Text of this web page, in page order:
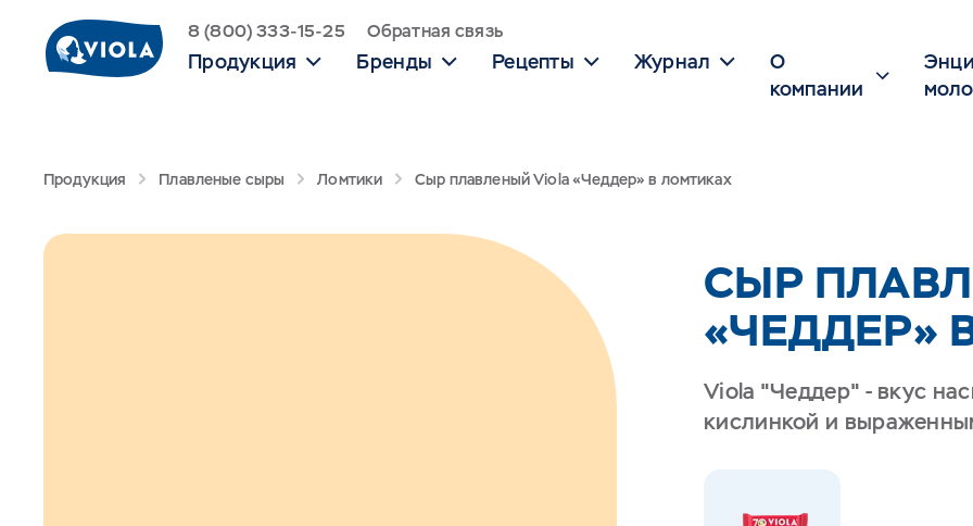
8 (800) 333-15-25 Обратная связь
Продукция Бренды Рецепты Журнал
О
компании
Продукция Плавленые сыры Ломтики Сыр плавленый Viola «Чеддер» в ломтиках
СЫР
«ЧЕДДЕР»
Viola "Чеддер" - вкус
кислинкой и